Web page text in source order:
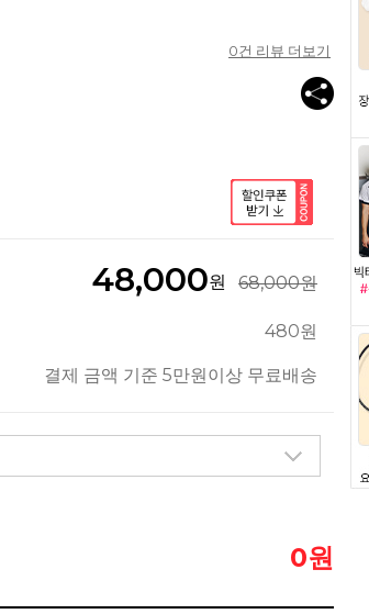
0건 리뷰 더보기
48,000원 68,000원
480원
결제 금액 기준 5만원이상 무료배송
0원